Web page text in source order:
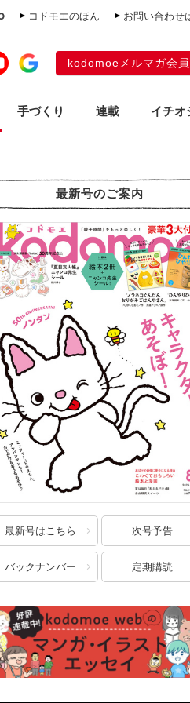
コドモエのほん お問い合わせ
kodomoeメルマガ会
手づくり 連載 イチオ
最新号のご案内
最新号はこちら 次号予告
バックナンバー 定期購読